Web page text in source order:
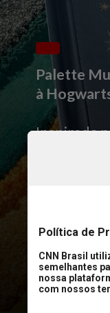
Palette
à
Inspirada
com
além de 6
usados